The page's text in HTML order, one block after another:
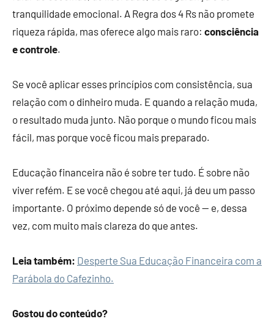
tranquilidade emocional. A Regra dos 4 Rs não promete
riqueza rápida, mas oferece algo mais raro: consciência
e controle.
Se você aplicar esses princípios com consistência, sua
relação com o dinheiro muda. E quando a relação muda,
o resultado muda junto. Não porque o mundo ficou mais
fácil, mas porque você ficou mais preparado.
Educação financeira não é sobre ter tudo. É sobre não
viver refém. E se você chegou até aqui, já deu um passo
importante. O próximo depende só de você — e, dessa
vez, com muito mais clareza do que antes.
Leia também: Desperte Sua Educação Financeira com a
Parábola do Cafezinho.
Gostou do conteúdo?